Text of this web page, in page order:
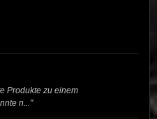
Produkte zu einem
n..."